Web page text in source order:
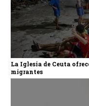
La Iglesia de Ceuta
migrantes